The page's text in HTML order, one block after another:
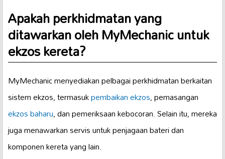
Apakah perkhidmatan yang
ditawarkan oleh MyMechanic untuk
ekzos kereta?
MyMechanic menyediakan pelbagai perkhidmatan berkaitan
sistem ekzos, termasukpembaikan ekzos, pemasangan
ekzos baharu, dan pemeriksaan kebocoran. Selain itu, mereka
juga menawarkan servis untuk penjagaan bateri dan
komponen kereta yang lain.